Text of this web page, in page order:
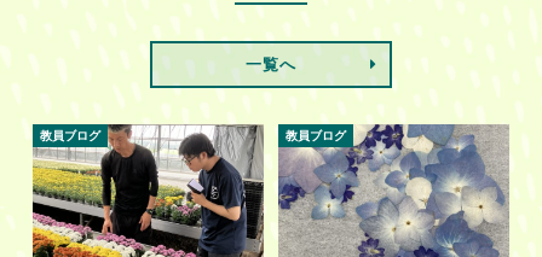
一覧へ
教員ブログ 教員ブログ